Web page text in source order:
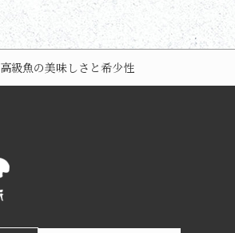
高級魚の美味しさと希少性